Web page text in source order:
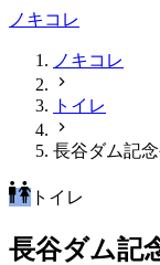
ノキコレ
ノキコレ
トイレ
長谷ダム記
トイレ
長谷ダム記